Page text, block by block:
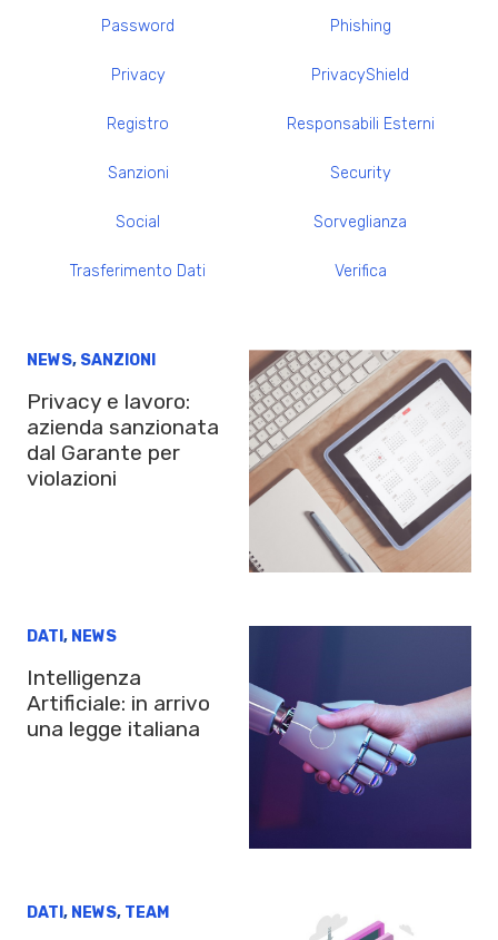
Password Phishing
Privacy PrivacyShield
Registro Responsabili Esterni
Sanzioni Security
Social Sorveglianza
Trasferimento Dati Verifica
NEWS, SANZIONI
Privacy e lavoro:
azienda sanzionata
dal Garante per
violazioni
DATI , NEWS
Intelligenza
Artificiale: in arrivo
una legge italiana
DATI , NEWS, TEAM